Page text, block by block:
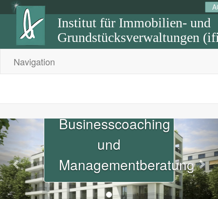
Institut für Immobilien- und
Grundstücksverwaltungen
Navigation
Businesscoaching
und
Managementberatung
Previous